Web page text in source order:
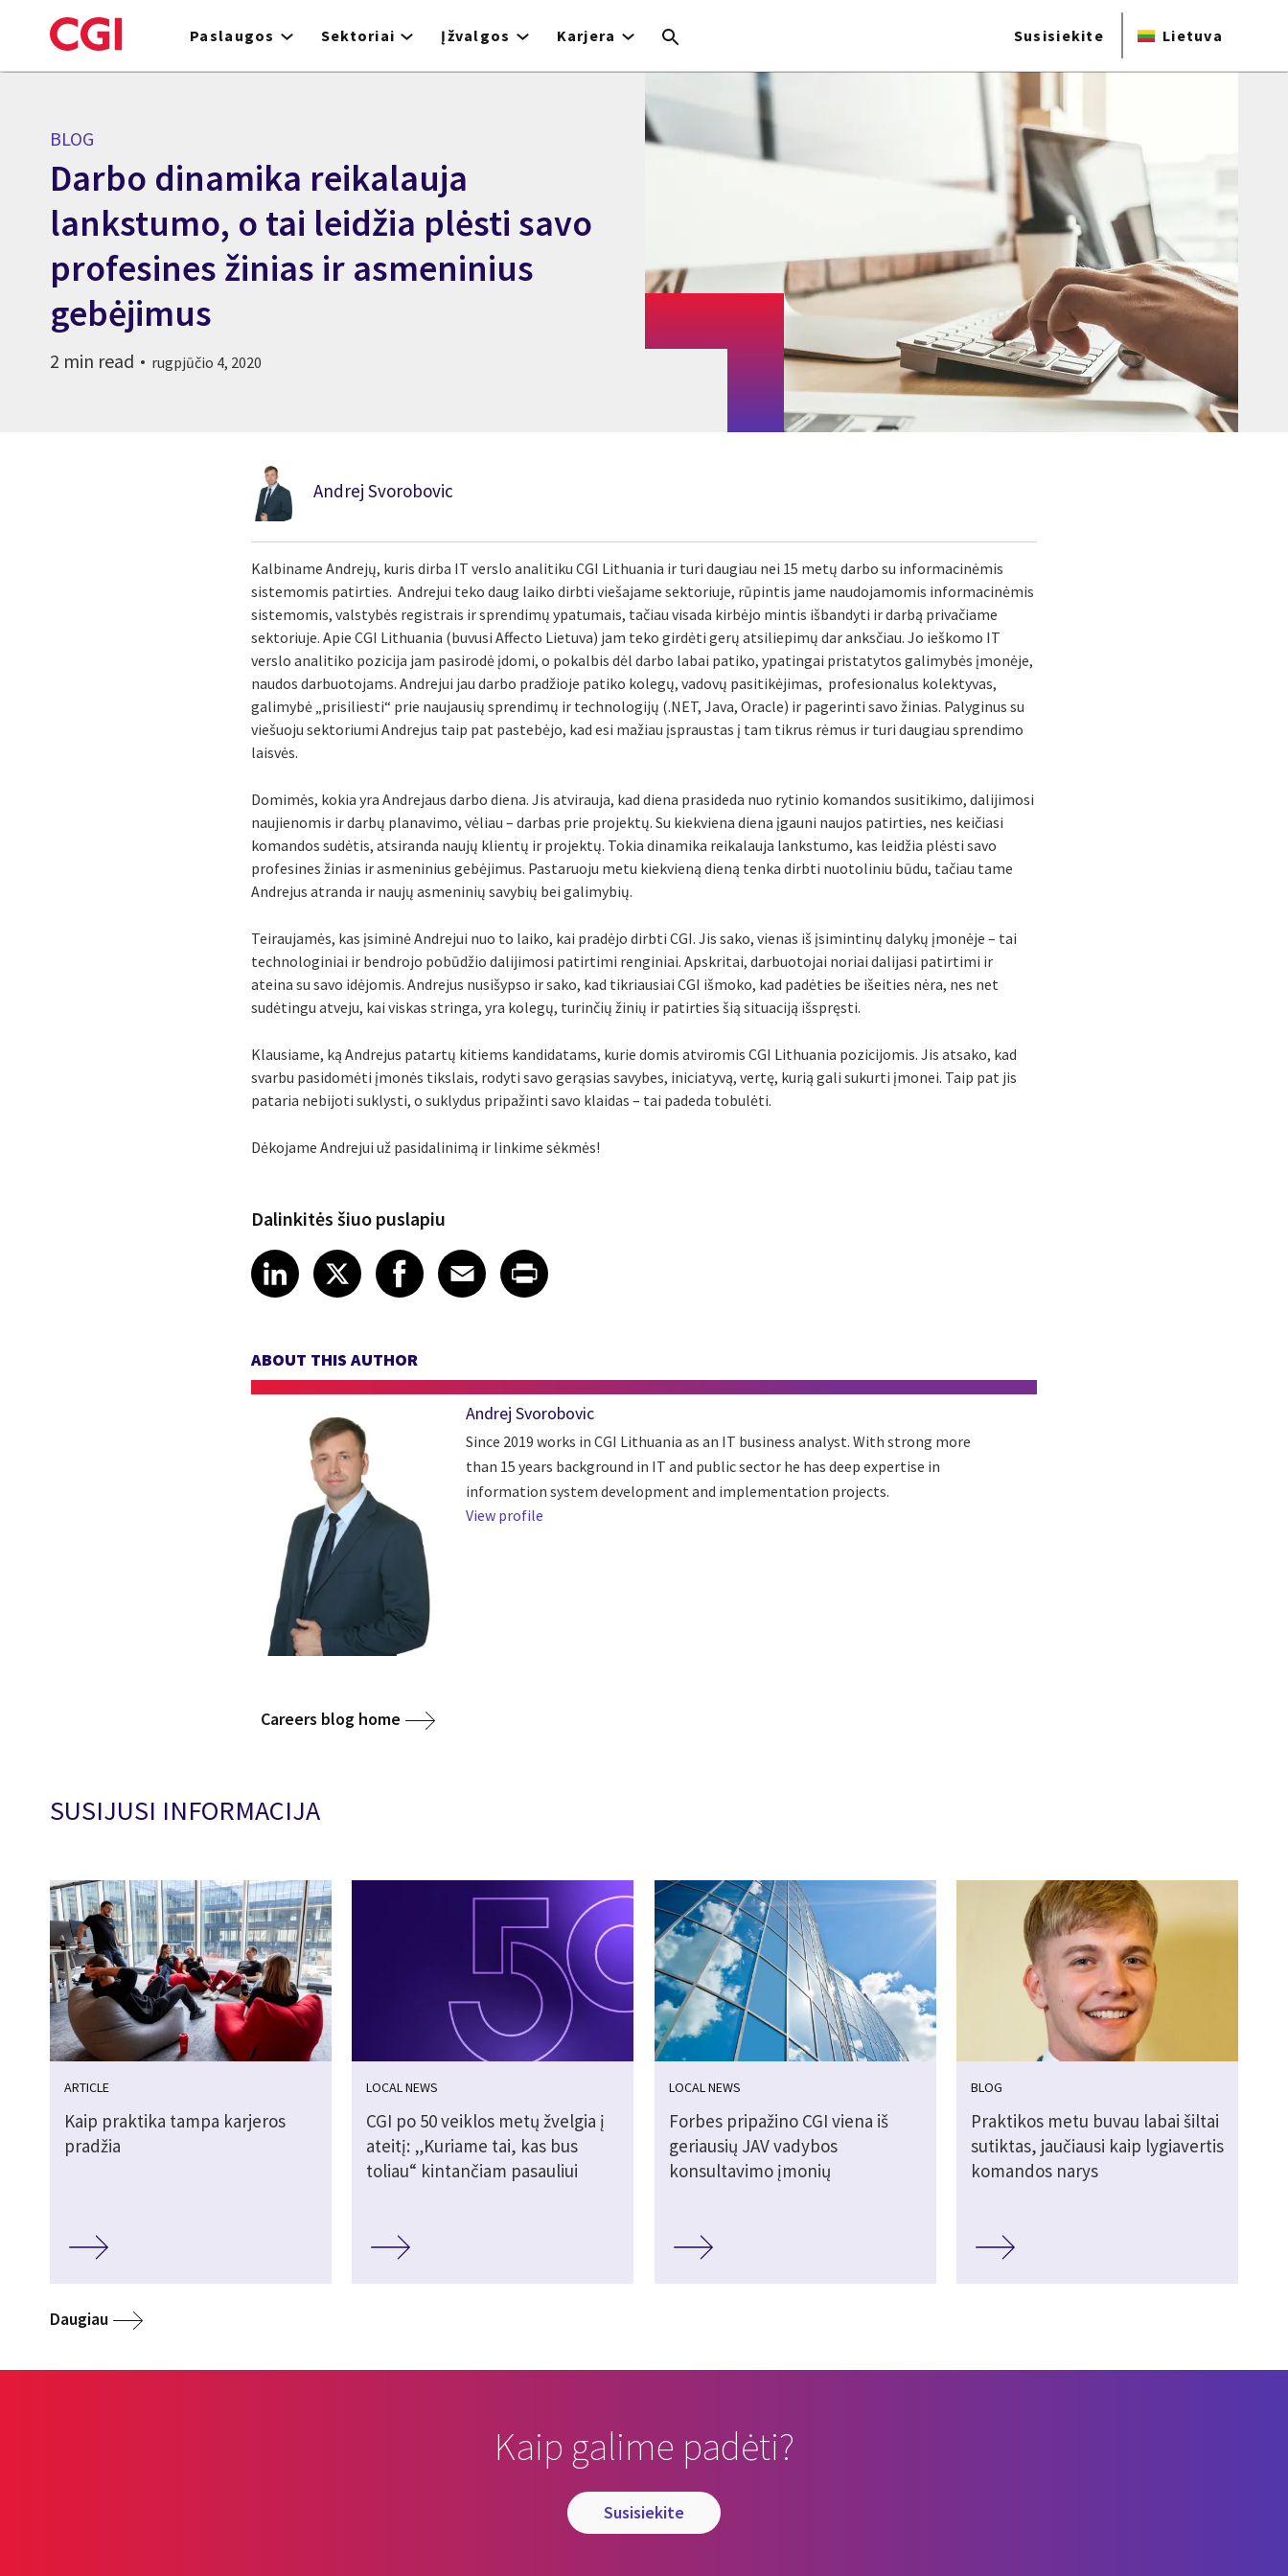
to
Paslaugos Sektoriai Įžvalgos Karjera Susisiekite Lietuva
BLOG
Darbo dinamika reikalauja
lankstumo, o tai leidžia plėsti savo
profesines žinias ir asmeninius
gebėjimus
2 min read rugpjūčio 4, 2020
Andrej Svorobovic
Kalbiname Andrejų, kuris dirba IT verslo analitiku CGI Lithuania ir turi daugiau nei 15 metų darbo su informacinėmis
sistemomis patirties. Andrejui teko daug laiko dirbti viešajame sektoriuje, rūpintis jame naudojamomis informacinėmis
sistemomis, valstybės registrais ir sprendimų ypatumais, tačiau visada kirbėjo mintis išbandyti ir darbą privačiame
sektoriuje. Apie CGI Lithuania (buvusi Affecto Lietuva) jam teko girdėti gerų atsiliepimų dar anksčiau. Jo ieškomo IT
verslo analitiko pozicija jam pasirodė įdomi, o pokalbis dėl darbo labai patiko, ypatingai pristatytos galimybės įmonėje,
naudos darbuotojams. Andrejui jau darbo pradžioje patiko kolegų, vadovų pasitikėjimas, profesionalus kolektyvas,
galimybė „prisiliesti“ prie naujausių sprendimų ir technologijų (.NET, Java, Oracle) ir pagerinti savo žinias. Palyginus su
viešuoju sektoriumi Andrejus taip pat pastebėjo, kad esi mažiau įspraustas į tam tikrus rėmus ir turi daugiau sprendimo
laisvės.
Domimės, kokia yra Andrejaus darbo diena. Jis atvirauja, kad diena prasideda nuo rytinio komandos susitikimo, dalijimosi
naujienomis ir darbų planavimo, vėliau – darbas prie projektų. Su kiekviena diena įgauni naujos patirties, nes keičiasi
komandos sudėtis, atsiranda naujų klientų ir projektų. Tokia dinamika reikalauja lankstumo, kas leidžia plėsti savo
profesines žinias ir asmeninius gebėjimus. Pastaruoju metu kiekvieną dieną tenka dirbti nuotoliniu būdu, tačiau tame
Andrejus atranda ir naujų asmeninių savybių bei galimybių.
Teiraujamės, kas įsiminė Andrejui nuo to laiko, kai pradėjo dirbti CGI. Jis sako, vienas iš įsimintinų dalykų įmonėje – tai
technologiniai ir bendrojo pobūdžio dalijimosi patirtimi renginiai. Apskritai, darbuotojai noriai dalijasi patirtimi ir
ateina su savo idėjomis. Andrejus nusišypso ir sako, kad tikriausiai CGI išmoko, kad padėties be išeities nėra, nes net
sudėtingu atveju, kai viskas stringa, yra kolegų, turinčių žinių ir patirties šią situaciją išspręsti.
Klausiame, ką Andrejus patartų kitiems kandidatams, kurie domis atviromis CGI Lithuania pozicijomis. Jis atsako, kad
svarbu pasidomėti įmonės tikslais, rodyti savo gerąsias savybes, iniciatyvą, vertę, kurią gali sukurti įmonei. Taip pat jis
pataria nebijoti suklysti, o suklydus pripažinti savo klaidas – tai padeda tobulėti.
Dėkojame Andrejui už pasidalinimą ir linkime sėkmės!
Dalinkitės šiuo puslapiu
Share article on LinkedIn
LinkedIn
Share article on X
XShare article on Facebook
Facebook
Share article on Email
Email
Share article on Print
ABOUT THIS AUTHOR
Andrej Svorobovic
Since 2019 works in CGI Lithuania as an IT business analyst. With strong more
than 15 years background in IT and public sector he has deep expertise in
information system development and implementation projects.
View profile
Careers blog home
SUSIJUSI INFORMACIJA
ARTICLE
Kaip praktika tampa karjeros
pradžia
LOCAL NEWS
CGI po 50 veiklos metų žvelgia į
ateitį: „Kuriame tai, kas bus
toliau“ kintančiam pasauliui
LOCAL NEWS
Forbes pripažino CGI viena iš
geriausių JAV vadybos
konsultavimo įmonių
BLOG
Praktikos metu buvau labai šiltai
sutiktas, jaučiausi kaip lygiavertis
komandos narys
Daugiau
Kaip galime padėti?
susisiekite